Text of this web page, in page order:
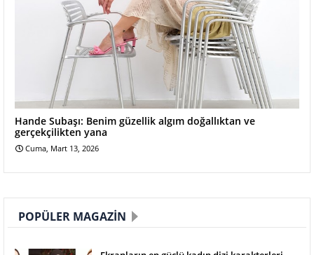
Hande Subaşı: Benim güzellik algım doğallıktan ve
gerçekçilikten yana
Cuma, Mart 13, 2026
POPÜLER MAGAZIN